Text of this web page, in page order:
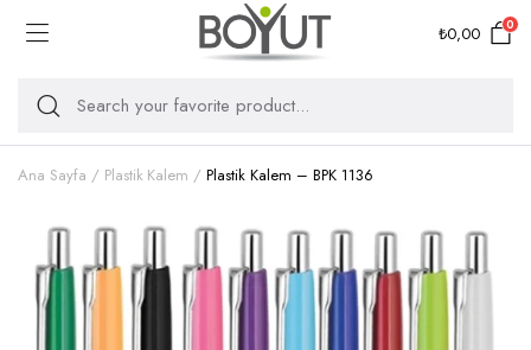
₺0,00 0
Ana Sayfa Plastik Kalem Plastik Kalem – BPK 1136